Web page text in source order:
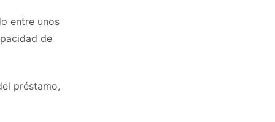
entre unos
de
préstamo,